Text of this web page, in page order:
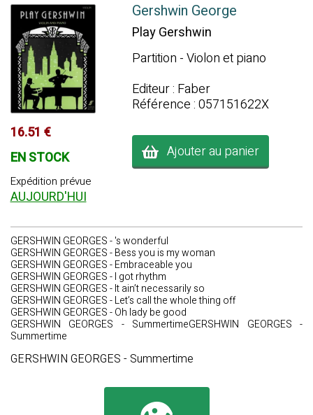
16.51 €
EN STOCK
Expédition prévue
AUJOURD'HUI
Gershwin George
Play Gershwin
Partition - Violon et piano
Editeur : Faber
Référence : 057151622X
Ajouter au panier
GERSHWIN GEORGES - 's wonderful
GERSHWIN GEORGES - Bess you is my woman
GERSHWIN GEORGES - Embraceable you
GERSHWIN GEORGES - I got rhythm
GERSHWIN GEORGES - It ain’t necessarily so
GERSHWIN GEORGES - Let’s call the whole thing off
GERSHWIN GEORGES - Oh lady be good
GERSHWIN GEORGES - SummertimeGERSHWIN GEORGES -
Summertime
GERSHWIN GEORGES - Summertime